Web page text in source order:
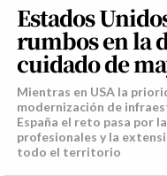
Estados
rumbos en la
cuidado de
Mientras en USA la
modernización de
España el reto pasa por
profesionales y la
todo el territorio